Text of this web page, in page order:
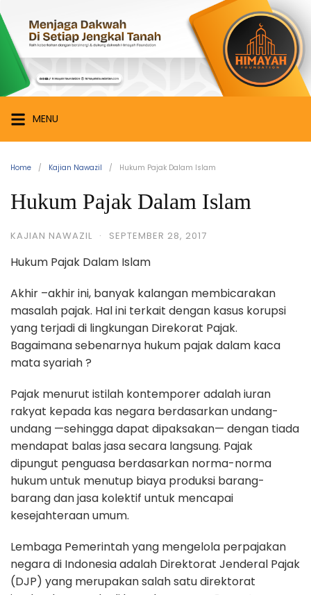
to
content
Himayah
Foundation
Menjaga
Dakwah
di
Setiap
Jengkal
MENU
Home Kajian Nawazil Hukum Pajak Dalam Islam
Hukum Pajak Dalam Islam
KAJIAN NAWAZIL · SEPTEMBER 28, 2017
Hukum Pajak Dalam Islam
Akhir –akhir ini, banyak kalangan membicarakan
masalah pajak. Hal ini terkait dengan kasus korupsi
yang terjadi di lingkungan Direkorat Pajak.
Bagaimana sebenarnya hukum pajak dalam kaca
mata syariah ?
Pajak menurut istilah kontemporer adalah iuran
rakyat kepada kas negara berdasarkan undang-
undang —sehingga dapat dipaksakan— dengan tiada
mendapat balas jasa secara langsung. Pajak
dipungut penguasa berdasarkan norma-norma
hukum untuk menutup biaya produksi barang-
barang dan jasa kolektif untuk mencapai
kesejahteraan umum.
Lembaga Pemerintah yang mengelola perpajakan
negara di Indonesia adalah Direktorat Jenderal Pajak
(DJP) yang merupakan salah satu direktorat